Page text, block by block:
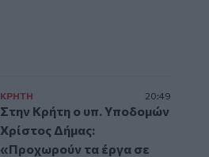
ΚΡΗΤΗ 20:49
Στην Κρήτη ο υπ. Υποδομών
Χρίστος Δήμας:
«Προχωρούν τα έργα σε